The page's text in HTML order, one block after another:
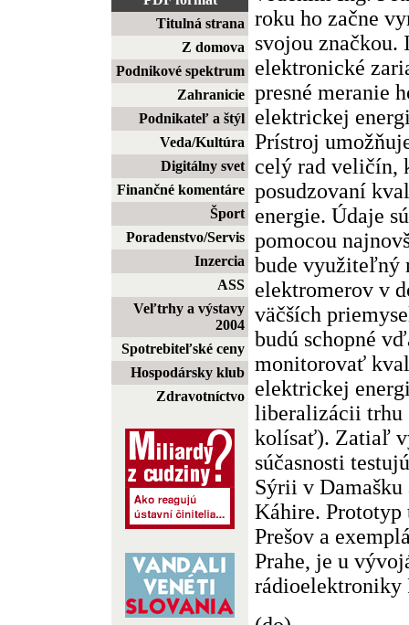
Titulná strana
Z domova
Podnikové spektrum
Zahranicie
Podnikateľ a štýl
Veda/Kultúra
Digitálny svet
Finančné komentáre
Šport
Poradenstvo/Servis
Inzercia
ASS
Veľtrhy a výstavy
2004
Spotrebiteľské ceny
Hospodársky klub
Zdravotníctvo
roku ho začne
svojou značkou.
elektronické
presné meranie
elektrickej
Prístroj
celý rad veličín,
posudzovaní
energie. Údaje
pomocou
bude využiteľný
elektromerov v
väčších
budú schopné
monitorovať
elektrickej
liberalizácii trhu
kolísať). Zatiaľ
súčasnosti
Sýrii v
Káhire.
Prešov a
Prahe, je u
rádioelektroniky